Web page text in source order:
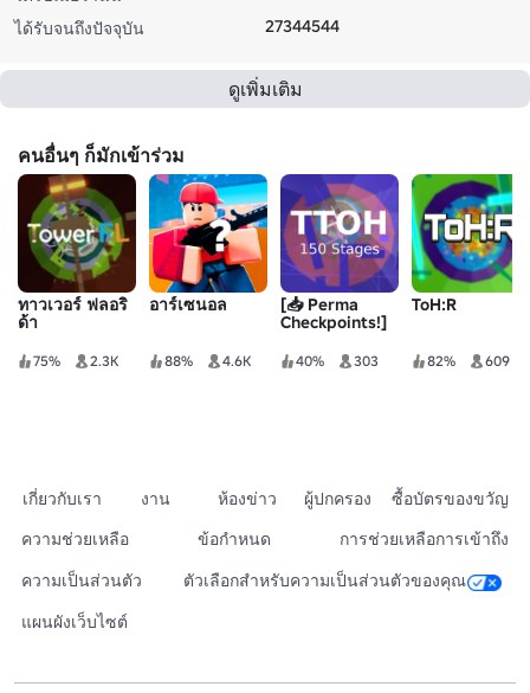
ได้รับจนถึงปัจจุบัน
27344544
ดูเพิ่มเติม
คนอื่นๆ ก็มักเข้าร่วม
ทาวเวอร์ ฟลอริ
ด้า
75% 2.3K
อาร์เซนอล
88% 4.6K
[📥 Perma
Checkpoints!]
40% 303
ToH:R
82% 609
เกี่ยวกับเรา งาน ห้องข่าว ผู้ปกครอง
ซื้อบัตรของขวัญ
ความช่วยเหลือ
ข้อกำหนด
การช่วยเหลือการเข้าถึง
ความเป็นส่วนตัว
ตัวเลือกสำหรับความเป็นส่วนตัวของคุณ
แผนผังเว็บไซต์